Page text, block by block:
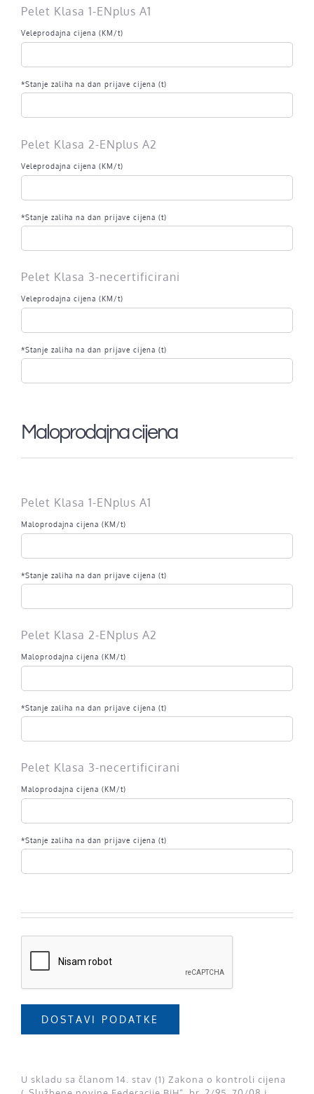
Pelet Klasa 1-ENplus A1
Veleprodajna cijena (KM/t)
*Stanje zaliha na dan prijave cijena (t)
Pelet Klasa 2-ENplus A2
Veleprodajna cijena (KM/t)
*Stanje zaliha na dan prijave cijena (t)
Pelet Klasa 3-necertificirani
Veleprodajna cijena (KM/t)
*Stanje zaliha na dan prijave cijena (t)
Maloprodajna cijena
Pelet Klasa 1-ENplus A1
Maloprodajna cijena (KM/t)
*Stanje zaliha na dan prijave cijena (t)
Pelet Klasa 2-ENplus A2
Maloprodajna cijena (KM/t)
*Stanje zaliha na dan prijave cijena (t)
Pelet Klasa 3-necertificirani
Maloprodajna cijena (KM/t)
*Stanje zaliha na dan prijave cijena (t)
DOSTAVI PODATKE
U skladu sa članom 14. stav (1) Zakona o kontroli cijena